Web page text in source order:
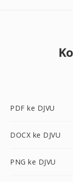
PDF ke DJVU
DOCX ke DJVU
PNG ke DJVU